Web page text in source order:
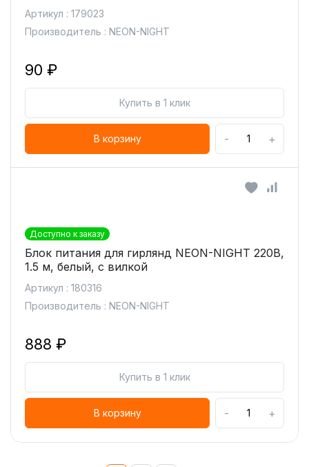
Артикул : 179023
Производитель : NEON-NIGHT
90 ₽
Купить в 1 клик
В корзину - +
Доступно к заказу
Блок питания для гирлянд NEON-NIGHT 220В,
1.5 м, белый, с вилкой
Артикул : 180316
Производитель : NEON-NIGHT
888 ₽
Купить в 1 клик
В корзину - +